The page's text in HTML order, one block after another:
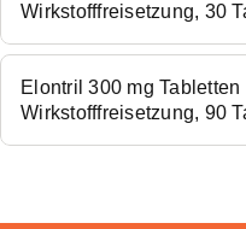
Wirkstofffreisetzung, 30
Elontril 300 mg
Wirkstofffreisetzung, 90